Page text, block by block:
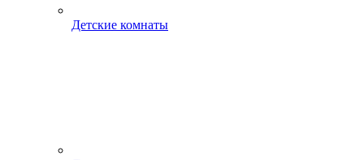
Детские комнаты